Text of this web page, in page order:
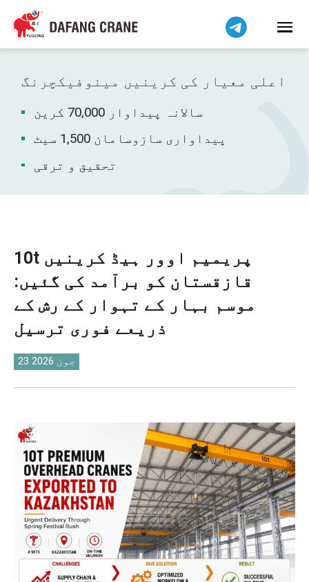
اعلی معیار کی کرینیں مینوفیکچرنگ
سالانہ پیداوار 70,000 کرین
پیداواری سازوسامان 1,500 سیٹ
تحقیق و ترقی
10t پریمیم اوور ہیڈ کرینیں
قازقستان کو برآمد کی گئیں:
موسم بہار کے تہوار کے رش کے
ذریعے فوری ترسیل
23 جون 2026
हिन्दी
Bahasa Indonesia
Bahasa Melayu
简体中文
বাংলা
فارسی
Pilipino
Kiswahili
Dansk
Norsk
O‘zbekcha